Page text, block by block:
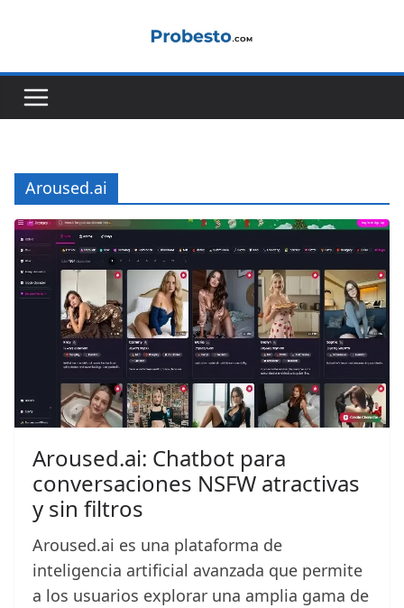
Aroused.ai
Aroused.ai: Chatbot para
conversaciones NSFW atractivas
y sin filtros
Aroused.ai es una plataforma de
inteligencia artificial avanzada que permite
a los usuarios explorar una amplia gama de